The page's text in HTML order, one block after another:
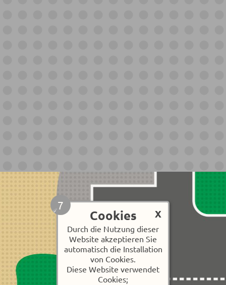
Cookies
Durch die Nutzung dieser
Website akzeptieren Sie
automatisch die Installation
von Cookies.
Diese Website verwendet
Cookies;
X
6